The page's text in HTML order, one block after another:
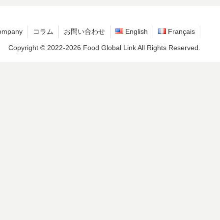
コラム お問い合わせ English Français
Copyright © 2022-2026 Food Global Link All Rights Reserved.